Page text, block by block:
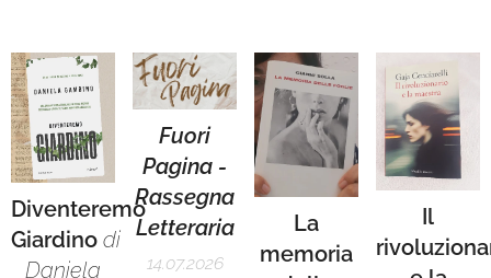
Diventeremo
Giardino di
Daniela
Fuori
Pagina -
Rassegna
Letteraria
14.07.2026
La
memoria
Il